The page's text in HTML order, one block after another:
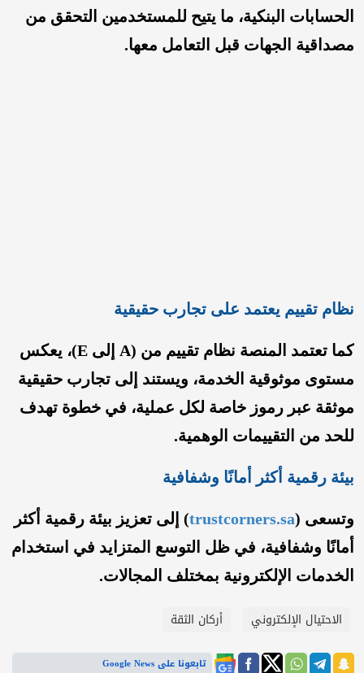
الحسابات البنكية، ما يتيح للمستخدمين التحقق من
مصداقية الجهات قبل التعامل معها.
نظام تقييم يعتمد على تجارب حقيقية
كما تعتمد المنصة نظام تقييم من (A إلى E)، يعكس
مستوى موثوقية الخدمة، ويستند إلى تجارب حقيقية
موثقة عبر رموز خاصة لكل عملية، في خطوة تهدف
للحد من التقييمات الوهمية.
بيئة رقمية أكثر أمانًا وشفافية
وتسعى (trustcorners.sa) إلى تعزيز بيئة رقمية أكثر
أمانًا وشفافية، في ظل التوسع المتزايد في استخدام
الخدمات الإلكترونية بمختلف المجالات.
الاحتيال الإلكتروني أركان الثقة
تابعونا على Google News